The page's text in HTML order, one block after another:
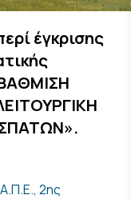
έγκρισης
2ης